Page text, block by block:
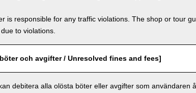
is responsible for any traffic violations. The shop or tour
to violations.
och avgifter / Unresolved fines and fees]
debitera alla olösta böter eller avgifter som användaren